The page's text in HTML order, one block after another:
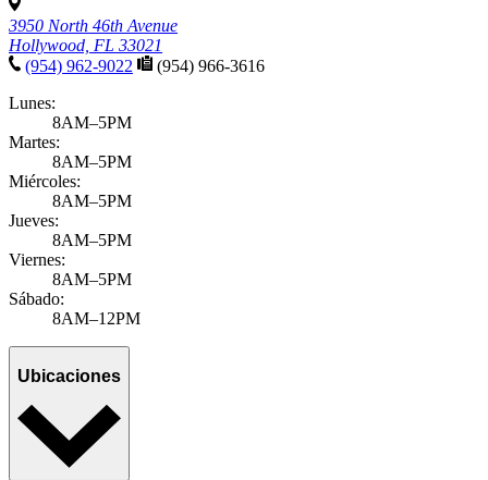
3950 North 46th Avenue
Hollywood, FL 33021
(954) 962-9022
(954) 966-3616
Lunes:
8AM–5PM
Martes:
8AM–5PM
Miércoles:
8AM–5PM
Jueves:
8AM–5PM
Viernes:
8AM–5PM
Sábado:
8AM–12PM
Ubicaciones